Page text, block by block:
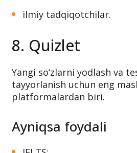
ilmiy tadqiqotchilar.
8. Quizlet
Yangi so‘zlarni yodlash va
tayyorlanish uchun eng
platformalardan biri.
Ayniqsa foydali